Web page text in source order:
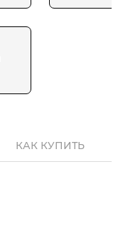
КАК КУПИТЬ